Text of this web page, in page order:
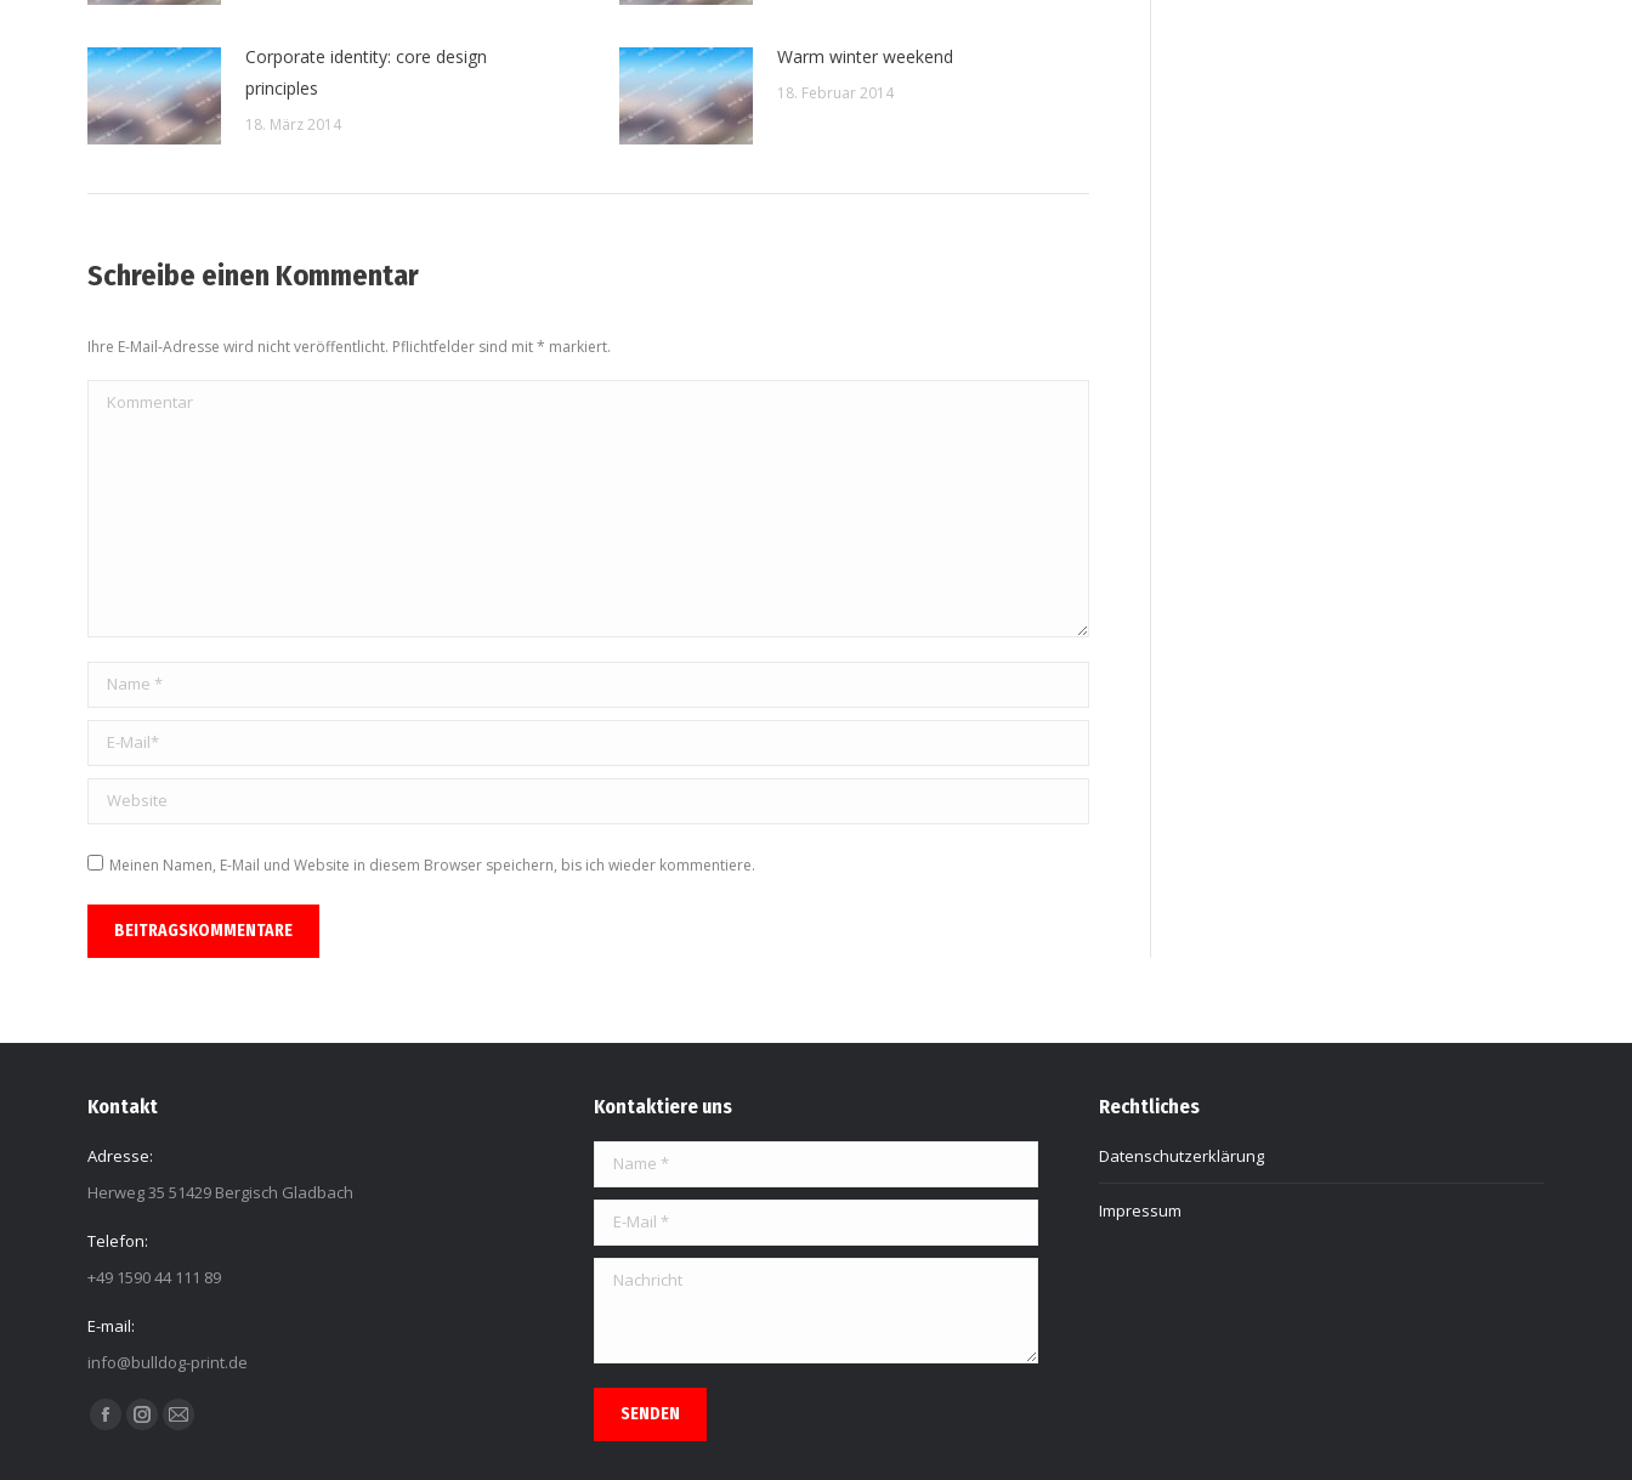
Corporate identity: core design
principles
18. März 2014
Warm winter weekend
18. Februar 2014
Schreibe einen Kommentar
Ihre E-Mail-Adresse wird nicht veröffentlicht. Pflichtfelder sind mit* markiert.
Kommentar
Name *
E-Mail *
Website
Meinen Namen, E-Mail und Website in diesem Browser speichern, bis ich wieder kommentiere.
BEITRAGSKOMMENTARE
Kontakt
Adresse:
Herweg 35 51429 Bergisch Gladbach
Telefon:
+49 1590 44 111 89
E-mail:
info@bulldog-print.de
Finden Sie uns auf:
Facebook
Instagram
E-
Kontaktiere uns
Name *
E-Mail *
Nachricht
SENDEN
Rechtliches
Datenschutzerklärung
Impressum